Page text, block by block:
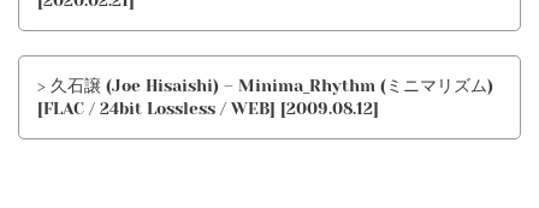
> 久石譲 (Joe Hisaishi) – Minima_Rhythm (ミニマリズム)
[FLAC / 24bit Lossless / WEB] [2009.08.12]